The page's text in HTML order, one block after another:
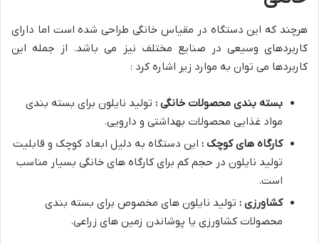
هرچند که این دستگاه در مقیاس خانگی طراحی شده است اما دارای
کاربردهای وسیعی در صنایع مختلف نیز می باشد. از جمله این
کاربردها می توان به موارد زیر اشاره کرد :
بسته بندی محصولات خانگی : تولید نایلون برای بسته بندی
مواد غذایی محصولات بهداشتی و دارویی.
کارگاه های کوچک : این دستگاه به دلیل ابعاد کوچک و قابلیت
تولید نایلون در حجم کم برای کارگاه های خانگی بسیار مناسب
است.
کشاورزی : تولید نایلون های مخصوص برای بسته بندی
محصولات کشاورزی یا پوشاندن زمین های زراعی.